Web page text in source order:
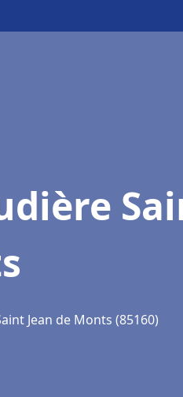
Jean de Monts (85160)